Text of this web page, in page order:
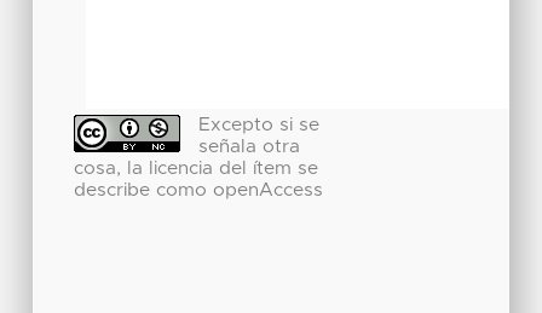
Excepto si se
señala otra
cosa, la licencia del ítem se
describe como openAccess